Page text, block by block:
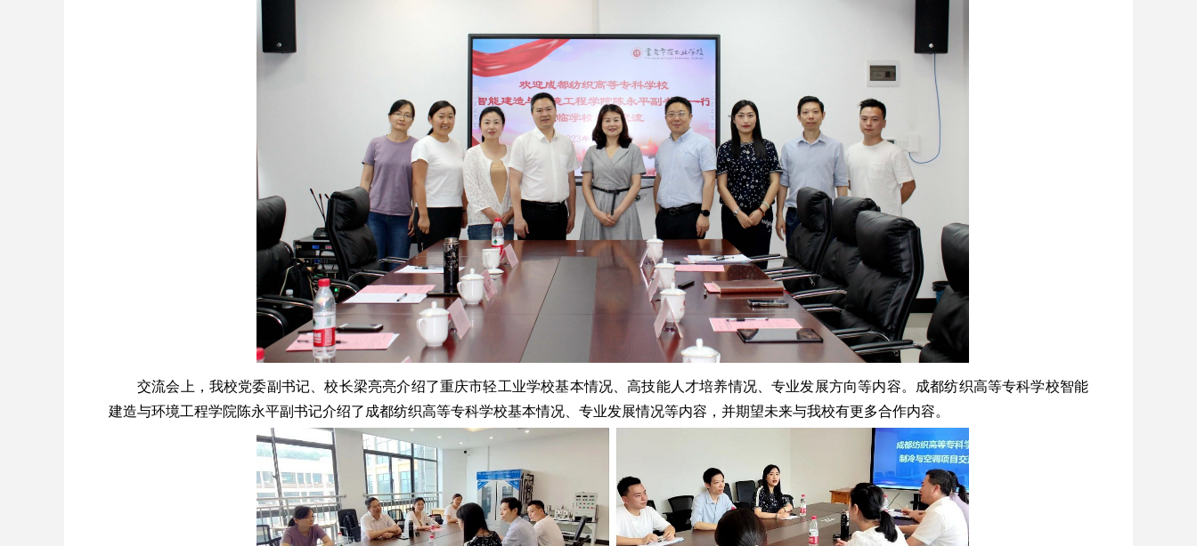
交流会上，我校党委副书记、校长梁亮亮介绍了重庆市轻工业学校基本情况、高技能人才培养情况、专业发展方向等内容。成都纺织高等专科学校智能
建造与环境工程学院陈永平副书记介绍了成都纺织高等专科学校基本情况、专业发展情况等内容，并期望未来与我校有更多合作内容。